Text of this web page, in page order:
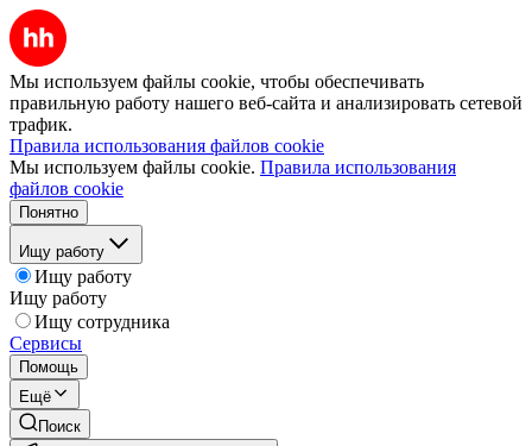
Мы используем файлы cookie, чтобы обеспечивать
правильную работу нашего веб-сайта и анализировать сетевой
трафик.
Правила использования файлов cookie
Мы используем файлы cookie. Правила использования
файлов cookie
Понятно
Ищу работу
Ищу работу
Ищу работу
Ищу сотрудника
Сервисы
Помощь
Ещё
Поиск